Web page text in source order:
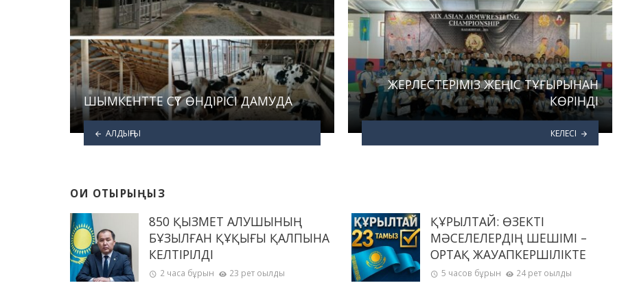
ШЫМКЕНТТЕ СҮТ ӨНДІРІСІ ДАМУДА
АЛДЫҢҒЫ
ЖЕРЛЕСТЕРІМІЗ ЖЕҢІС ТҰҒЫРЫНАН
КӨРІНДІ
КЕЛЕСІ
ОҚИ ОТЫРЫҢЫЗ
850 ҚЫЗМЕТ АЛУШЫНЫҢ
БҰЗЫЛҒАН ҚҰҚЫҒЫ ҚАЛПЫНА
КЕЛТІРІЛДІ
2 часа бұрын 23 рет оқылды
ҚҰРЫЛТАЙ: ӨЗЕКТІ
МӘСЕЛЕЛЕРДІҢ ШЕШІМІ –
ОРТАҚ ЖАУАПКЕРШІЛІКТЕ
5 часов бұрын 24 рет оқылды